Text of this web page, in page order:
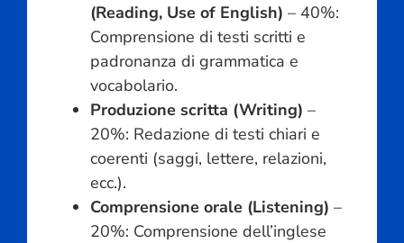
(Reading, Use of English) – 40%:
Comprensione di testi scritti e
padronanza di grammatica e
vocabolario.
Produzione scritta (Writing) –
20%: Redazione di testi chiari e
coerenti (saggi, lettere, relazioni,
ecc.).
Comprensione orale (Listening) –
20%: Comprensione dell’inglese